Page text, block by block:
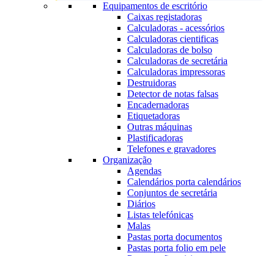
Equipamentos de escritório
Caixas registadoras
Calculadoras - acessórios
Calculadoras cientificas
Calculadoras de bolso
Calculadoras de secretária
Calculadoras impressoras
Destruidoras
Detector de notas falsas
Encadernadoras
Etiquetadoras
Outras máquinas
Plastificadoras
Telefones e gravadores
Organização
Agendas
Calendários porta calendários
Conjuntos de secretária
Diários
Listas telefónicas
Malas
Pastas porta documentos
Pastas porta folio em pele